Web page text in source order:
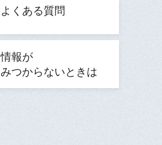
よくある質問
情報が
みつからないときは